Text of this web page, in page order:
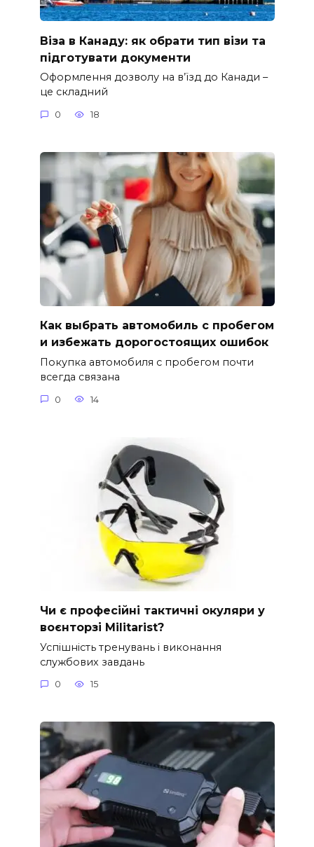
Віза в Канаду: як обрати тип візи та
підготувати документи
Оформлення дозволу на в’їзд до Канади –
це складний
0 18
Как выбрать автомобиль с пробегом
и избежать дорогостоящих ошибок
Покупка автомобиля с пробегом почти
всегда связана
0 14
Чи є професійні тактичні окуляри у
воєнторзі Militarist?
Успішність тренувань і виконання
службових завдань
0 15